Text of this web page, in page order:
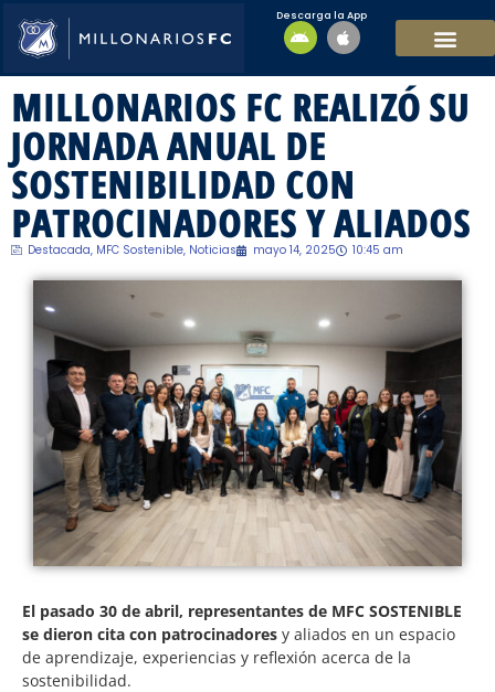
Descarga la App
MILLONARIOS FC REALIZÓ SU
JORNADA ANUAL DE
SOSTENIBILIDAD CON
PATROCINADORES Y ALIADOS
Destacada, MFC Sostenible, Noticias mayo 14, 2025 10:45 am
El pasado 30 de abril, representantes de MFC SOSTENIBLE
se dieron cita con patrocinadores y aliados en un espacio
de aprendizaje, experiencias y reflexión acerca de la
sostenibilidad.